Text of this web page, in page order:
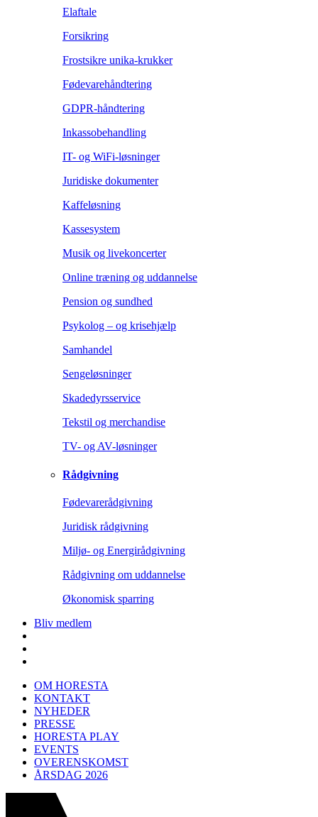
Elaftale
Forsikring
Frostsikre unika-krukker
Fødevarehåndtering
GDPR-håndtering
Inkassobehandling
IT- og WiFi-løsninger
Juridiske dokumenter
Kaffeløsning
Kassesystem
Musik og livekoncerter
Online træning og uddannelse
Pension og sundhed
Psykolog – og krisehjælp
Samhandel
Sengeløsninger
Skadedyrsservice
Tekstil og merchandise
TV- og AV-løsninger
Rådgivning
Fødevarerådgivning
Juridisk rådgivning
Miljø- og Energirådgivning
Rådgivning om uddannelse
Økonomisk sparring
Bliv medlem
OM HORESTA
KONTAKT
NYHEDER
PRESSE
HORESTA PLAY
EVENTS
OVERENSKOMST
ÅRSDAG 2026